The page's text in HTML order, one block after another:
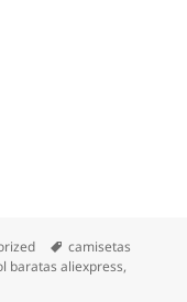
Etiquetas
camisetas
baratas aliexpress,